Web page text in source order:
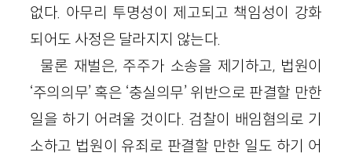
없다. 아무리 투명성이 제고되고 책임성이 강화
되어도 사정은 달라지지 않는다.
물론 재벌은, 주주가 소송을 제기하고, 법원이
‘주의의무’ 혹은 ‘충실의무’ 위반으로 판결할 만한
일을 하기 어려울 것이다. 검찰이 배임혐의로 기
소하고 법원이 유죄로 판결할 만한 일도 하기 어